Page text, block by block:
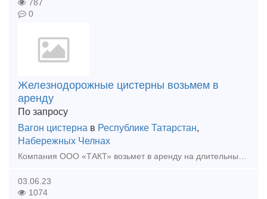
787
0
Железнодорожные цистерны возьмем в
аренду
По запросу
Вагон цистерна в Республике Татарстан,
Набережных Челнах
Компания ООО «ТАКТ» возьмет в аренду на длительный срок универсальные цистерны для перевозки светлых и темных нефтепродуктов. Требуемые параметры вагона: тип - средне-кубовые и больше-кубовые
03.06.23
1074